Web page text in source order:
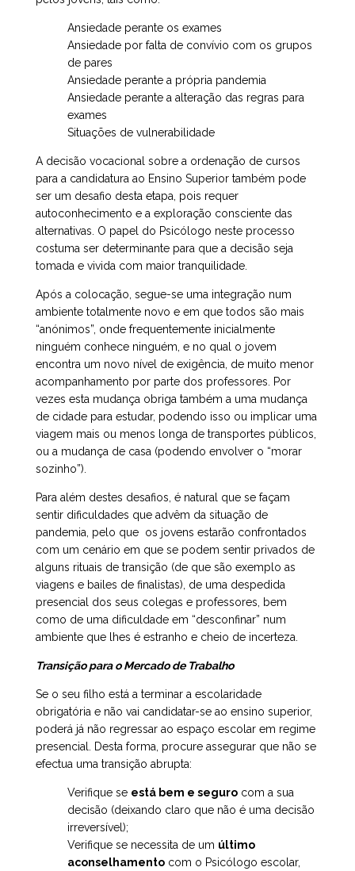
Ansiedade perante os exames
Ansiedade por falta de convívio com os grupos
de pares
Ansiedade perante a própria pandemia
Ansiedade perante a alteração das regras para
exames
Situações de vulnerabilidade
A decisão vocacional sobre a ordenação de cursos
para a candidatura ao Ensino Superior também pode
ser um desafio desta etapa, pois requer
autoconhecimento e a exploração consciente das
alternativas. O papel do Psicólogo neste processo
costuma ser determinante para que a decisão seja
tomada e vivida com maior tranquilidade.
Após a colocação, segue-se uma integração num
ambiente totalmente novo e em que todos são mais
“anónimos”, onde frequentemente inicialmente
ninguém conhece ninguém, e no qual o jovem
encontra um novo nível de exigência, de muito menor
acompanhamento por parte dos professores. Por
vezes esta mudança obriga também a uma mudança
de cidade para estudar, podendo isso ou implicar uma
viagem mais ou menos longa de transportes públicos,
ou a mudança de casa (podendo envolver o “morar
sozinho”).
Para além destes desafios, é natural que se façam
sentir dificuldades que advêm da situação de
pandemia, pelo que os jovens estarão confrontados
com um cenário em que se podem sentir privados de
alguns rituais de transição (de que são exemplo as
viagens e bailes de finalistas), de uma despedida
presencial dos seus colegas e professores, bem
como de uma dificuldade em “desconfinar” num
ambiente que lhes é estranho e cheio de incerteza.
Transição para o Mercado de Trabalho
Se o seu filho está a terminar a escolaridade
obrigatória e não vai candidatar-se ao ensino superior,
poderá já não regressar ao espaço escolar em regime
presencial. Desta forma, procure assegurar que não se
efectua uma transição abrupta:
Verifique se está bem e seguro com a sua
decisão (deixando claro que não é uma decisão
irreversível);
Verifique se necessita de um último
aconselhamento com o Psicólogo escolar,